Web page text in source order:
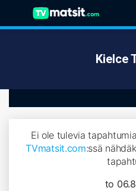
Kielce
Ei ole tulevia
TVmatsit.com:ssä
to